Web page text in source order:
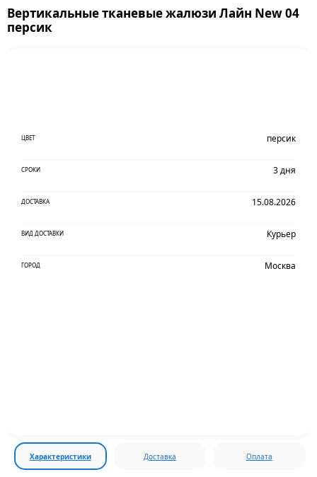
Вертикальные тканевые жалюзи Лайн New 04
персик
ЦВЕТ персик
СРОКИ 3 дня
ДОСТАВКА 15.08.2026
ВИД ДОСТАВКИ Курьер
ГОРОД Москва
Характеристики Доставка Оплата